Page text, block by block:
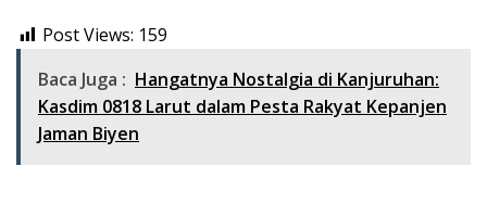
Post Views: 159
Baca Juga : Hangatnya Nostalgia di Kanjuruhan:
Kasdim 0818 Larut dalam Pesta Rakyat Kepanjen
Jaman Biyen